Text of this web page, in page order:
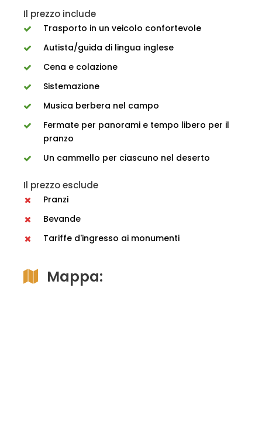
Il prezzo include
Trasporto in un veicolo confortevole
Autista/guida di lingua inglese
Cena e colazione
Sistemazione
Musica berbera nel campo
Fermate per panorami e tempo libero per il
pranzo
Un cammello per ciascuno nel deserto
Il prezzo esclude
Pranzi
Bevande
Tariffe d'ingresso ai monumenti
Mappa: